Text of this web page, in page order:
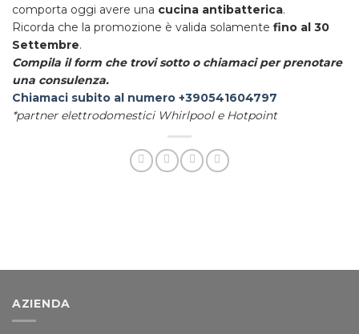
comporta oggi avere una cucina antibatterica.
Ricorda che la promozione è valida solamente fino al 30
Settembre.
Compila il form che trovi sotto o chiamaci per prenotare
una consulenza.
Chiamaci subito al numero +390541604797
*partner elettrodomestici Whirlpool e Hotpoint
AZIENDA